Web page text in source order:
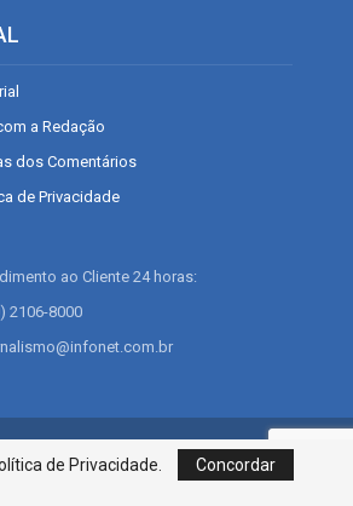
a Redação
dos Comentários
de Privacidade
ao Cliente 24 horas:
2106-8000
CEP 49015-030, Fone: 79.2106.8000 - CI
Centro de Informações LTDA
de Privacidade.
Concordar